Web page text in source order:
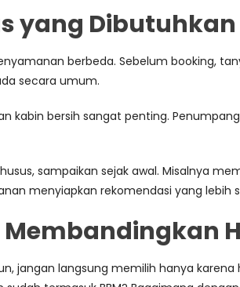
yang Dibutuhkan
berbeda. Sebelum booking,
secara umum.
kabin bersih sangat penting.
sampaikan sejak awal. Misalnya
menyiapkan rekomendasi yang lebih
jangan langsung memilih hanya